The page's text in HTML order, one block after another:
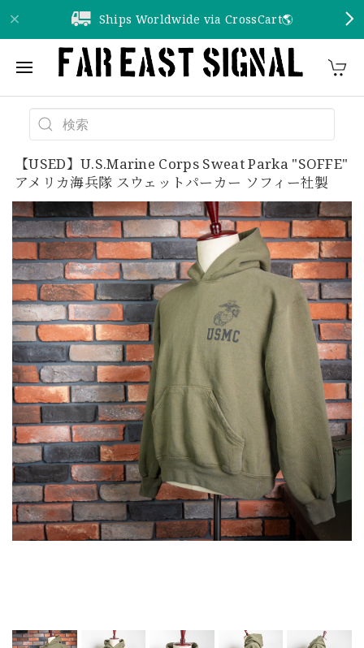
Ships Worldwide via CrossCart🌎️
【USED】U.S.Marine Corps Sweat Parka "SOFFE"
アメリカ海兵隊 スウェットパーカー ソフィー社製